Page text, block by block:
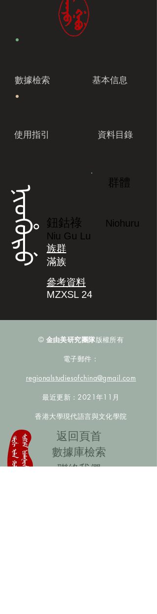
數據檢索 基本信息
使用指引 資料目錄
ᠨᡳᠣᡥᡠᡵᡠ
群體
鈕鈷祿
Niohuru
Niu Gu Lu
族群
滿族
參考資料
MZXSL 24
© 金由美研究團隊版權所有
電子郵件：
regionalstudiesofchina@gmail.com
最近更新：2021年11月
香港大學現代語言與文化學院
​返回頁首
數據庫檢索
聯絡我們